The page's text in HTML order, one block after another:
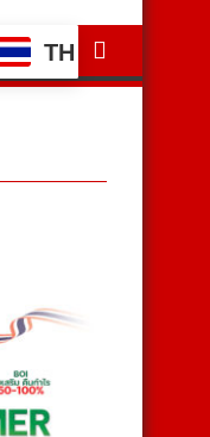
TH